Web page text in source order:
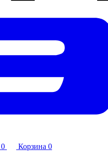
0 Корзина 0